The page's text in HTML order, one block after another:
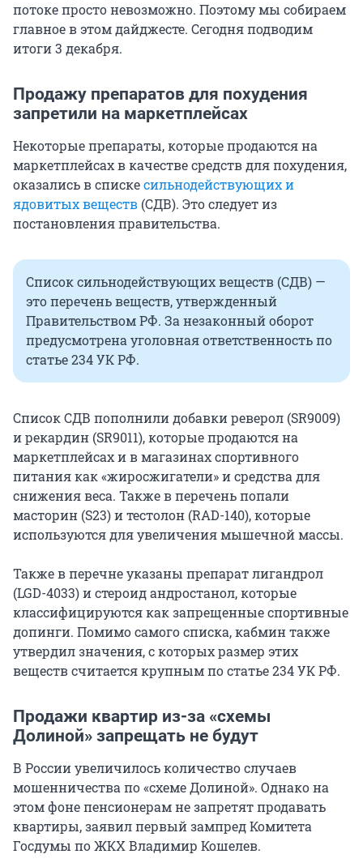
потоке просто невозможно. Поэтому мы собираем
главное в этом дайджесте. Сегодня подводим
итоги 3 декабря.
Продажу препаратов для похудения
запретили на маркетплейсах
Некоторые препараты, которые продаются на
маркетплейсах в качестве средств для похудения,
оказались в спискесильнодействующих и
ядовитых веществ (СДВ). Это следует из
постановления правительства.
Список сильнодействующих веществ (СДВ) —
это перечень веществ, утвержденный
Правительством РФ. За незаконный оборот
предусмотрена уголовная ответственность по
статье 234 УК РФ.
Список СДВ пополнили добавки реверол (SR9009)
и рекардин (SR9011), которые продаются на
маркетплейсах и в магазинах спортивного
питания как «жиросжигатели» и средства для
снижения веса. Также в перечень попали
масторин (S23) и тестолон (RAD-140), которые
используются для увеличения мышечной массы.
Также в перечне указаны препарат лигандрол
(LGD-4033) и стероид андростанол, которые
классифицируются как запрещенные спортивные
допинги. Помимо самого списка, кабмин также
утвердил значения, с которых размер этих
веществ считается крупным по статье 234 УК РФ.
Продажи квартир из-за «схемы
Долиной» запрещать не будут
В России увеличилось количество случаев
мошенничества по «схеме Долиной». Однако на
этом фоне пенсионерам не запретят продавать
квартиры, заявил первый зампред Комитета
Госдумы по ЖКХ Владимир Кошелев.